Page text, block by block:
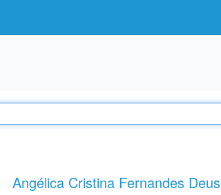
Angélica Cristina Fernandes Deus